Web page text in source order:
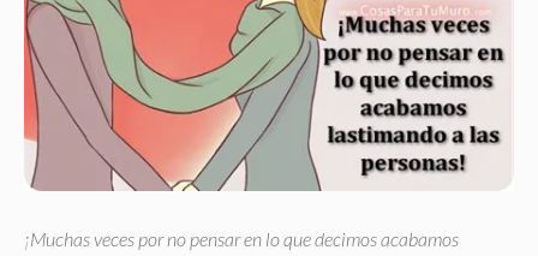
¡Muchas veces por no pensar en lo que decimos acabamos